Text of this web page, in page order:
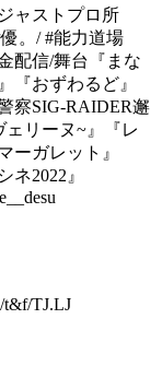
ャストプロ所
。/ #能力道場
配信/舞台『まな
『おずわるど』
察SIG-RAIDER邂
ェリーヌ~』『レ
ーガレット』
ネ2022』
t&f/TJ.LJ